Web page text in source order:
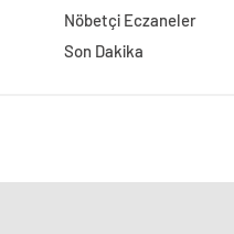
Nöbetçi Eczaneler
Son Dakika